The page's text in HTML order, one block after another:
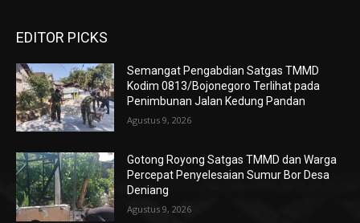
EDITOR PICKS
Semangat Pengabdian Satgas TMMD
Kodim 0813/Bojonegoro Terlihat pada
Penimbunan Jalan Kedung Pandan
Agustus 9, 2026
Gotong Royong Satgas TMMD dan Warga
Percepat Penyelesaian Sumur Bor Desa
Deniang
Agustus 9, 2026